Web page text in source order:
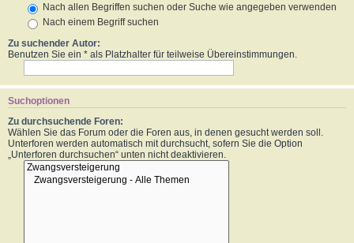
Nach allen Begriffen suchen oder Suche wie angegeben verwenden
Nach einem Begriff suchen
Zu suchender Autor:
Benutzen Sie ein * als Platzhalter für teilweise Übereinstimmungen.
Suchoptionen
Zu durchsuchende Foren:
Wählen Sie das Forum oder die Foren aus, in denen gesucht werden soll.
Unterforen werden automatisch mit durchsucht, sofern Sie die Option
„Unterforen durchsuchen“ unten nicht deaktivieren.